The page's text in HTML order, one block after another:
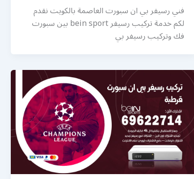
فني رسيفر بي ان سبورت العاصمة بالكويت نقدم
لكم خدمة تركيب رسيفر bein sport بين سبورت
فك وتركيب رسيفر بي